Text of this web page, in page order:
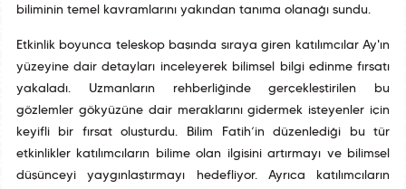
biliminin temel kavramlarını yakından tanıma olanağı sundu.
Etkinlik boyunca teleskop başında sıraya giren katılımcılar Ay'ın
yüzeyine dair detayları inceleyerek bilimsel bilgi edinme fırsatı
yakaladı. Uzmanların rehberliğinde gerçekleştirilen bu
gözlemler gökyüzüne dair meraklarını gidermek isteyenler için
keyifli bir fırsat oluşturdu. Bilim Fatih’in düzenlediği bu tür
etkinlikler katılımcıların bilime olan ilgisini artırmayı ve bilimsel
düşünceyi yaygınlaştırmayı hedefliyor. Ayrıca katılımcıların